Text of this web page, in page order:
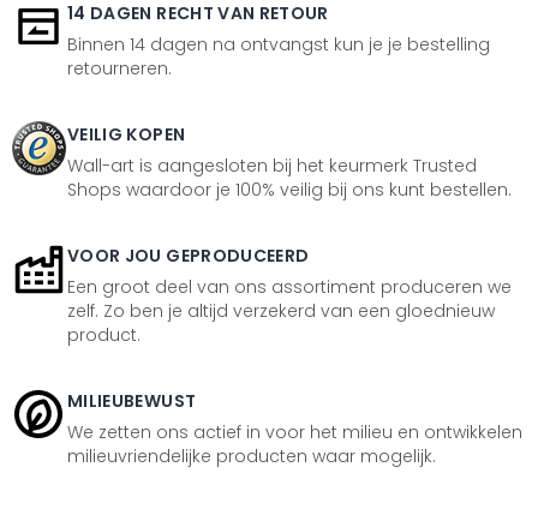
14 DAGEN RECHT VAN RETOUR
Binnen 14 dagen na ontvangst kun je je bestelling
retourneren.
VEILIG KOPEN
Wall-art is aangesloten bij het keurmerk Trusted
Shops waardoor je 100% veilig bij ons kunt bestellen.
VOOR JOU GEPRODUCEERD
Een groot deel van ons assortiment produceren we
zelf. Zo ben je altijd verzekerd van een gloednieuw
product.
MILIEUBEWUST
We zetten ons actief in voor het milieu en ontwikkelen
milieuvriendelijke producten waar mogelijk.